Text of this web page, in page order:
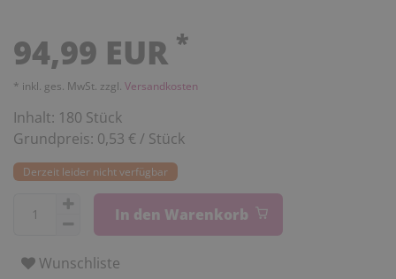
94,99 EUR *
* inkl. ges. MwSt. zzgl. Versandkosten
Inhalt: 180 Stück
Grundpreis: 0,53 € / Stück
Derzeit leider nicht verfügbar
In den Warenkorb
Wunschliste